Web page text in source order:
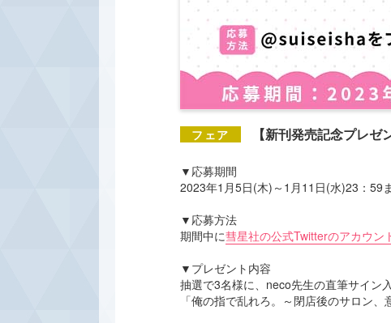
【新刊発売記念プレ
▼応募期間
2023年1月5日(木)～1月11日(水)23：59
▼応募方法
期間中に彗星社の公式Twitterのアカウン
▼プレゼント内容
抽選で3名様に、neco先生の直筆サイン
「俺の指で乱れろ。～閉店後のサロン